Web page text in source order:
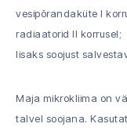
vesipõrandaküte I
radiaatorid II korrusel;
lisaks soojust
Maja mikrokliima on
talvel soojana.